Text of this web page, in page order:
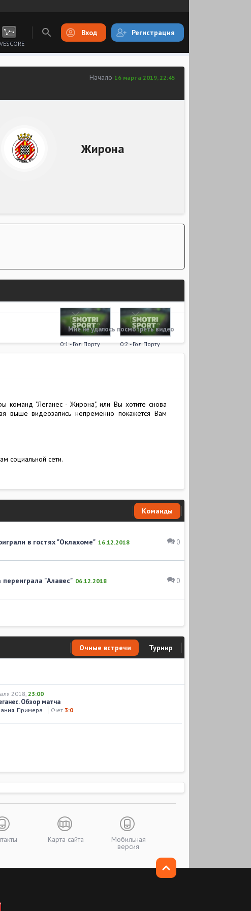
Вход Регистрация
Начало 16 марта 2019, 22:45
Жирона
0:1 - Гол Порту 0:2 - Гол Порту
Мне не удалось посмотреть видео
команд "Леганес - Жирона", или Вы хотите снова
выше видеозапись непременно покажется Вам
социальной сети.
Команды
0
в гостях "Оклахоме" 16.12.2018
0
"Алавес" 06.12.2018
Очные встречи Турнир
2018, 23:00
Обзор матча
Примера Счет 3:0
Карта сайта Мобильная
версия